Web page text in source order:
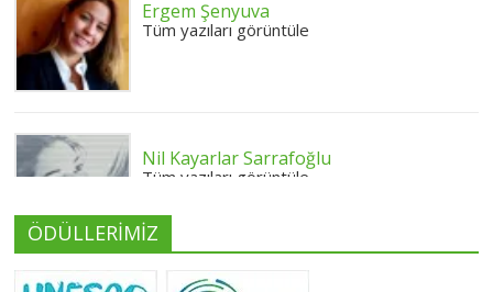
Ergem Şenyuva
Tüm yazıları görüntüle
Nil Kayarlar Sarrafoğlu
Tüm yazıları görüntüle
ÖDÜLLERİMİZ